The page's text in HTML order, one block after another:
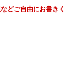
どご自由にお書きく